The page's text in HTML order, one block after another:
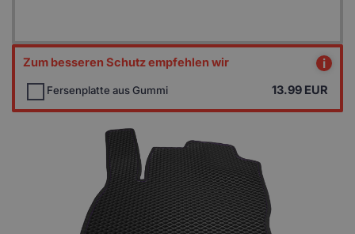
Zum besseren Schutz empfehlen wir i
Fersenplatte aus Gummi 13.99 EUR